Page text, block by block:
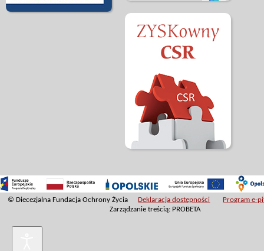
© Diecezjalna Fundacja Ochrony Życia Deklaracja dostępności
Program e-
Zarządzanie treścią: PROBETA